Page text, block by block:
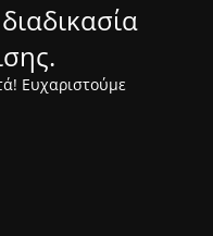
Ευχαριστούμε